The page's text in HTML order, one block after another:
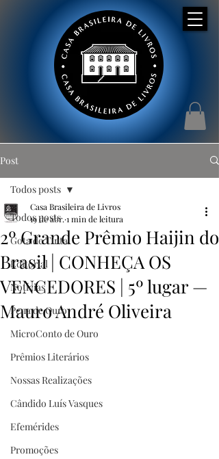
Post
Todos posts
Gota de Tinta
Editorial
Notícias
Pena de Ouro
MicroConto de Ouro
Prêmios Literários
Nossas Realizações
Cândido Luís Vasques
Efemérides
Promoções
Todos posts
2º Grande Prêmio Haijin do
Brasil | CONHEÇA OS
VENCEDORES | 5º lugar —
Mauro André Oliveira
Casa Brasileira de Livros
19 de abr. 1 min de leitura